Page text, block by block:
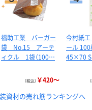
福助工業 バーガー
袋 No.15 アーテ
ィクル 1袋（100…
（税込） ￥420～
今村紙
ール
45×70
資材の売れ筋ランキングへ